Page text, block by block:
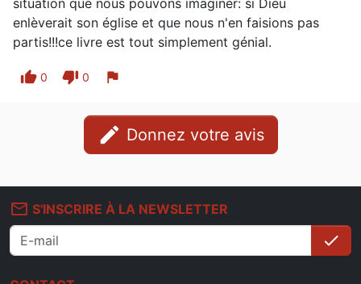
situation que nous pouvons imaginer: si Dieu
enlèverait son église et que nous n'en faisions pas
partis!!!ce livre est tout simplement génial.
thumb_up 0 thumb_down 0 flag
edit Donnez votre avis
mail_outline S'INSCRIRE À LA NEWSLETTER
check